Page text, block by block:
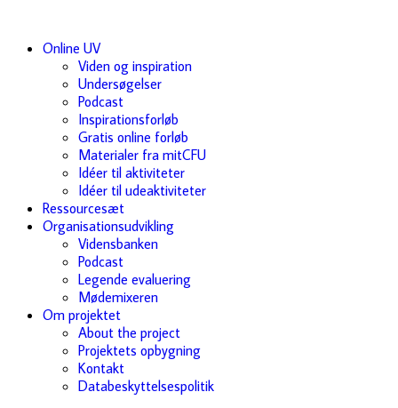
Online UV
Viden og inspiration
Undersøgelser
Podcast
Inspirationsforløb
Gratis online forløb
Materialer fra mitCFU
Idéer til aktiviteter
Idéer til udeaktiviteter
Ressourcesæt
Organisationsudvikling
Vidensbanken
Podcast
Legende evaluering
Mødemixeren
Om projektet
About the project
Projektets opbygning
Kontakt
Databeskyttelsespolitik